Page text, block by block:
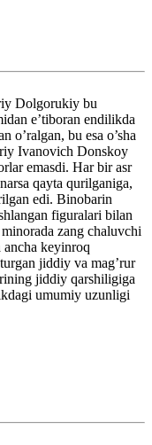
Dolgorukiy bu
e’tiboran endilikda
o’ralgan, bu esa o’sha
Ivanovich Donskoy
emasdi. Har bir asr
qayta qurilganiga,
edi. Binobarin
figuralari bilan
zang chaluvchi
keyinroq
jiddiy va mag’rur
jiddiy qarshiligiga
umumiy uzunligi